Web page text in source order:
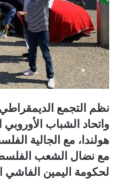
إ
ل
ت
ر
و
ا
نظم التجمع
واتحاد الشباب
هولندا، مع الجالية
مع نضال الشعب
لحكومة اليمين الفاشي